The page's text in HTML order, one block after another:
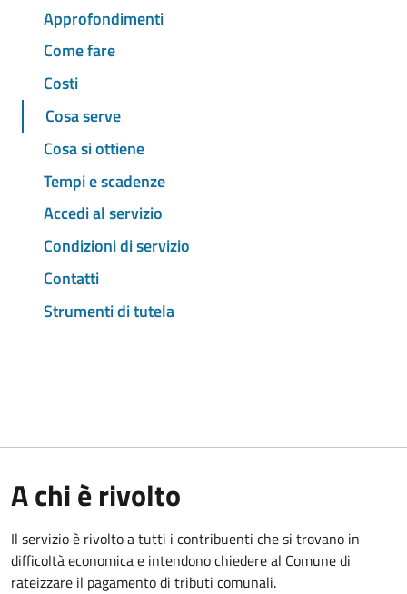
Approfondimenti
Come fare
Costi
Cosa serve
Cosa si ottiene
Tempi e scadenze
Accedi al servizio
Condizioni di servizio
Contatti
Strumenti di tutela
A chi è rivolto
Il servizio è rivolto a tutti i contribuenti che si trovano in
difficoltà economica e intendono chiedere al Comune di
rateizzare il pagamento di tributi comunali.